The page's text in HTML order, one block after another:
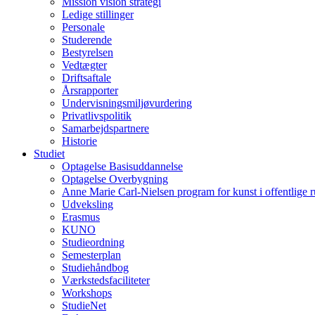
Ledige stillinger
Personale
Studerende
Bestyrelsen
Vedtægter
Driftsaftale
Årsrapporter
Undervisningsmiljøvurdering
Privatlivspolitik
Samarbejdspartnere
Historie
Studiet
Optagelse Basisuddannelse
Optagelse Overbygning
Anne Marie Carl-Nielsen program for kunst i offentlige
Udveksling
Erasmus
KUNO
Studieordning
Semesterplan
Studiehåndbog
Værkstedsfaciliteter
Workshops
StudieNet